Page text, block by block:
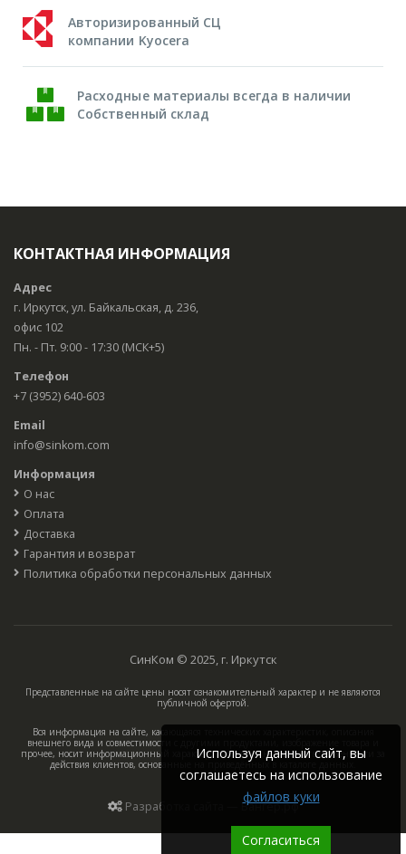
Используя данный сайт, вы
соглашаетесь на использование
файлов куки
Согласиться
Авторизированный СЦ
компании Kyocera
Расходные материалы всегда в наличии
Собственный склад
КОНТАКТНАЯ ИНФОРМАЦИЯ
Адрес
г. Иркутск, ул. Байкальская, д. 236,
офис 102
Пн. - Пт. 9:00 - 17:30 (МСК+5)
Телефон
+7 (3952) 640-603
Email
info@sinkom.com
Информация
О нас
Оплата
Доставка
Гарантия и возврат
Политика обработки персональных данных
СинКом © 2025, г. Иркутск
Представленные на сайте цены носят ознакомительный характер и не являются
публичной офертой.
Вся информация на сайте, касающаяся технических характеристик, описания
внешнего вида и совместимости с другими продуктами, изображение товара и
прочее, носит информационный характер, компания не несёт ответственности за
действия клиентов, основанные на приведённых в каталоге данных.
Разработка сайта — Вангер.рф